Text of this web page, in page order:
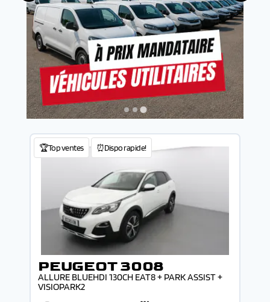
🏆Top ventes ⏰Dispo rapide!
PEUGEOT 3008
ALLURE BLUEHDI 130CH EAT8 + PARK ASSIST +
VISIOPARK2